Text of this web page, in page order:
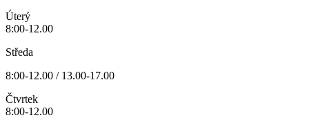
Úterý
8:00-12.00
Středa
8:00-12.00 / 13.00-17.00
Čtvrtek
8:00-12.00